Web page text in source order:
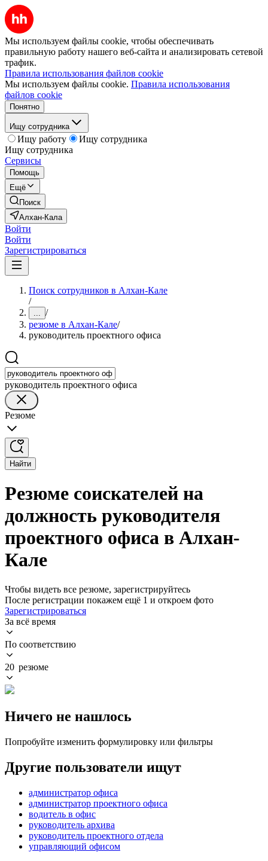
Мы используем файлы cookie, чтобы обеспечивать
правильную работу нашего веб-сайта и анализировать сетевой
трафик.
Правила использования файлов cookie
Мы используем файлы cookie. Правила использования
файлов cookie
Понятно
Ищу сотрудника
Ищу работу
Ищу сотрудника
Ищу сотрудника
Сервисы
Помощь
Ещё
Поиск
Алхан-Кала
Войти
Войти
Зарегистрироваться
Поиск сотрудников в Алхан-Кале
/
... /
резюме в Алхан-Кале/
руководитель проектного офиса
руководитель проектного офиса
Резюме
Найти
Резюме соискателей на
должность руководителя
проектного офиса в Алхан-
Кале
Чтобы видеть все резюме, зарегистрируйтесь
После регистрации покажем ещё 1 и откроем фото
Зарегистрироваться
За всё время
По соответствию
20 резюме
Ничего не нашлось
Попробуйте изменить формулировку или фильтры
Другие пользователи ищут
администратор офиса
администратор проектного офиса
водитель в офис
руководитель архива
руководитель проектного отдела
управляющий офисом